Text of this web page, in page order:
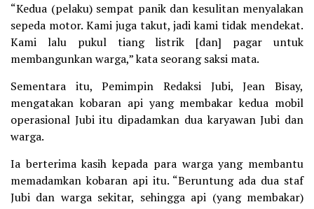
“Kedua (pelaku) sempat panik dan kesulitan menyalakan
sepeda motor. Kami juga takut, jadi kami tidak mendekat.
Kami lalu pukul tiang listrik [dan] pagar untuk
membangunkan warga,” kata seorang saksi mata.
Sementara itu, Pemimpin Redaksi Jubi, Jean Bisay,
mengatakan kobaran api yang membakar kedua mobil
operasional Jubi itu dipadamkan dua karyawan Jubi dan
warga.
Ia berterima kasih kepada para warga yang membantu
memadamkan kobaran api itu. “Beruntung ada dua staf
Jubi dan warga sekitar, sehingga api (yang membakar)